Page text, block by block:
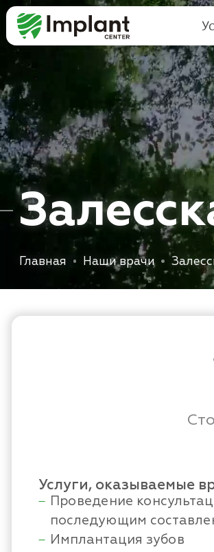
Залесск
Главная Наши врачи
Услуги, оказываемые
Проведение
последующим
Имплантация зубов